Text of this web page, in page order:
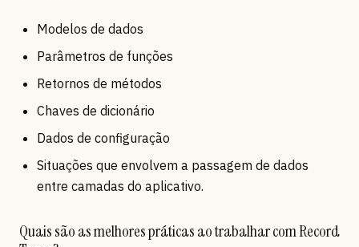
Modelos de dados
Parâmetros de funções
Retornos de métodos
Chaves de dicionário
Dados de configuração
Situações que envolvem a passagem de dados
entre camadas do aplicativo.
Quais são as melhores práticas ao trabalhar com Record